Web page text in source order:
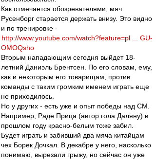
Как отмечается обозревателями, мяч
Русенборг старается держать внизу. Это видно
и по тренировке -
http://www.youtube.com/watch?feature=pl ... GU-
OMOQsho
Вторым нападающим сегодня выйдет 18-
летний Даниэль Брентсен. По его словам, ему,
как и некоторым его товарищам, против
команды с таким громким именем играть еще
не приходилось.
Но у других - есть уже и опыт победы над СМ.
Например, Раде Прица (автор гола Даляну) в
прошлом году красно-белым тоже забил.
Будет играть и забивший два мяча китайцам
чех Борек Дочкал. В декабре у него, насколько
понимаю, вырезали грыжу, но сейчас он уже